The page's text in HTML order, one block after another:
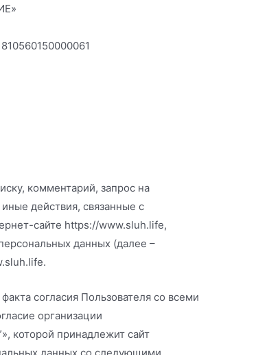
комментарий, запрос на
действия, связанные с
сайте https://www.sluh.life,
данных (далее –
согласия Пользователя со всеми
организации
которой принадлежит сайт
данных со следующими